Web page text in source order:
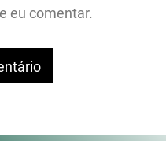
eu comentar.